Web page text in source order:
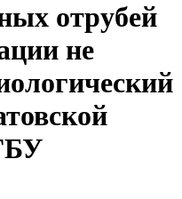
отрубей
не